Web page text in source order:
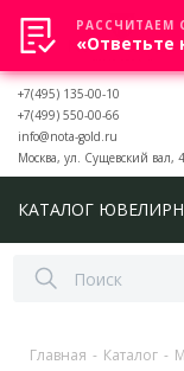
+7(495) 135-00-10
+7(499) 550-00-66
info@nota-gold.ru
Москва, ул. Сущевский вал,
КАТАЛОГ
Главная - Каталог -
РАССЧИТАЕМ
«Ответьте